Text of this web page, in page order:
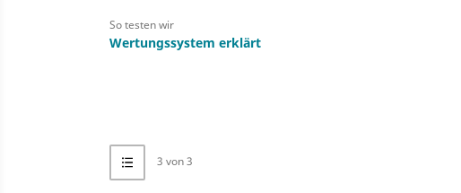
So testen wir
Wertungssystem erklärt
3 von 3